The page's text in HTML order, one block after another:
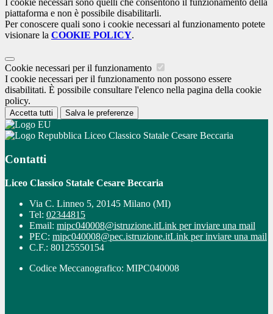
I cookie necessari sono quelli che consentono il funzionamento della
piattaforma e non è possibile disabilitarli.
Per conoscere quali sono i cookie necessari al funzionamento potete
visionare la COOKIE POLICY.
Cookie necessari per il funzionamento
I cookie necessari per il funzionamento non possono essere
disabilitati. È possibile consultare l'elenco nella pagina della cookie
policy.
Accetta tutti Salva le preferenze
Liceo Classico Statale Cesare Beccaria
Contatti
Liceo Classico Statale Cesare Beccaria
Via C. Linneo 5, 20145 Milano (MI)
Tel: 02344815
Email: mipc040008@istruzione.itLink per inviare una mail
PEC: mipc040008@pec.istruzione.itLink per inviare una mail
C.F.: 80125550154
Codice Meccanografico: MIPC040008